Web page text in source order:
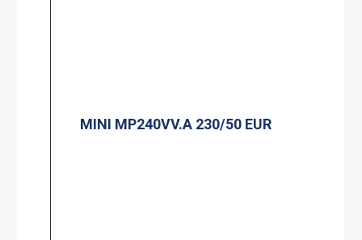
MINI MP240VV.A 230/50 EUR